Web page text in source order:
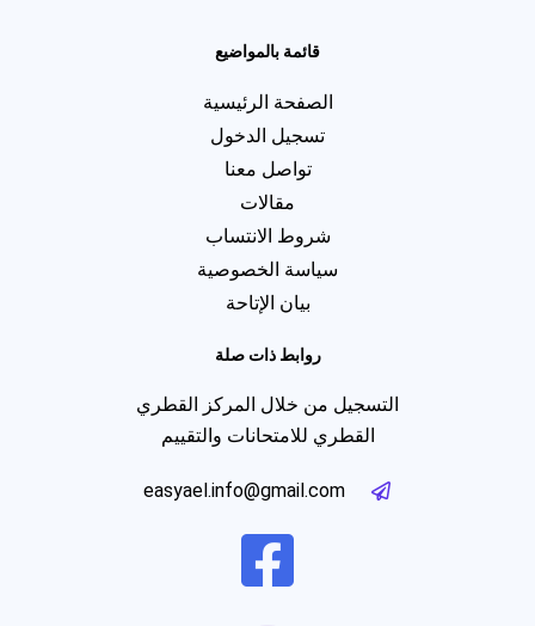
قائمة بالمواضيع
الصفحة الرئيسية
تسجيل الدخول
تواصل معنا
مقالات
شروط الانتساب
سياسة الخصوصية
بيان الإتاحة
روابط ذات صلة
التسجيل من خلال المركز القطري
القطري للامتحانات والتقييم
easyael.info@gmail.com